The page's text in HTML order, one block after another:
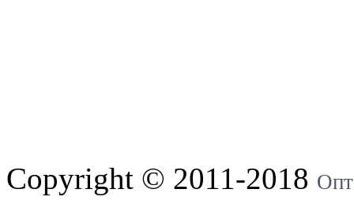
Copyright © 2011-2018